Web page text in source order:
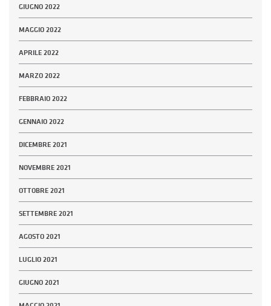
GIUGNO 2022
MAGGIO 2022
APRILE 2022
MARZO 2022
FEBBRAIO 2022
GENNAIO 2022
DICEMBRE 2021
NOVEMBRE 2021
OTTOBRE 2021
SETTEMBRE 2021
AGOSTO 2021
LUGLIO 2021
GIUGNO 2021